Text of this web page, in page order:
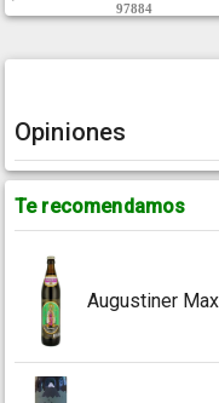
97884
Opiniones
Te recomendamos
Augustiner